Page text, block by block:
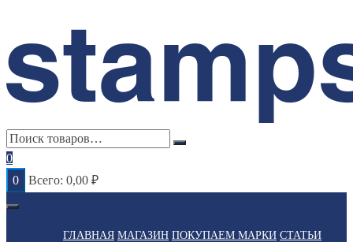
0
0
Всего: 0,00 ₽
ГЛАВНАЯ МАГАЗИН ПОКУПАЕМ МАРКИ СТАТЬИ